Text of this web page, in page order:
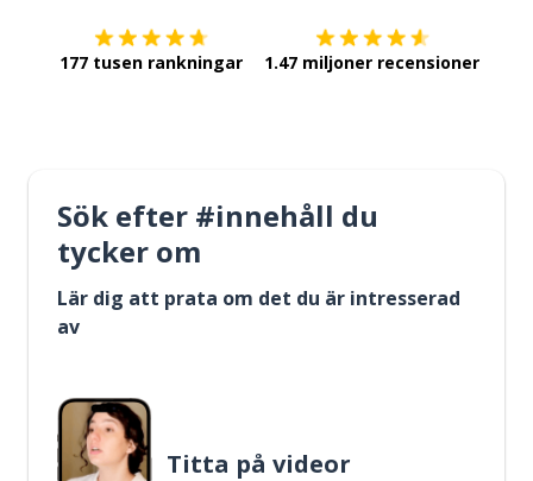
177 tusen rankningar 1.47 miljoner recensioner
Sök efter #innehåll du
tycker om
Lär dig att prata om det du är intresserad
av
Titta på videor